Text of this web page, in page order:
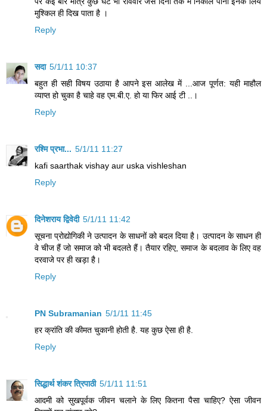
मुश्किल ही दिख पाता है ।
Reply
सदा 5/1/11 10:37
बहुत ही सही विषय उठाया है आपने इस आलेख में ...आज पूर्णत: यही माहौल
व्‍याप्‍त हो चुका है चाहे वह एम.बी.ए. हो या फिर आई टी ..।
Reply
रश्मि प्रभा... 5/1/11 11:27
kafi saarthak vishay aur uska vishleshan
Reply
दिनेशराय द्विवेदी 5/1/11 11:42
सूचना प्रोद्योगिकी ने उत्पादन के साधनों को बदल दिया है। उत्पादन के साधन ही
वे चीज हैं जो समाज को भी बदलते हैं। तैयार रहिए, समाज के बदलाव के लिए वह
दरवाजे पर ही खड़ा है।
Reply
PN Subramanian 5/1/11 11:45
हर क्रांति की कीमत चुकानी होती है. यह कुछ ऐसा ही है.
Reply
सिद्धार्थ शंकर त्रिपाठी 5/1/11 11:51
आदमी को सुखपूर्वक जीवन चलाने के लिए कितना पैसा चाहिए? ऐसा जीवन